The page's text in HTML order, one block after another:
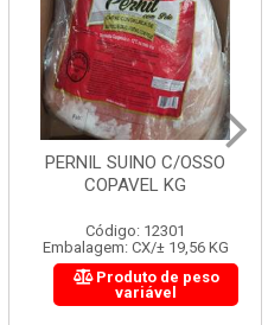
SUINO C/OSSO
COPAVEL KG
Código: 12301
CX/± 19,56 KG
Produto de peso